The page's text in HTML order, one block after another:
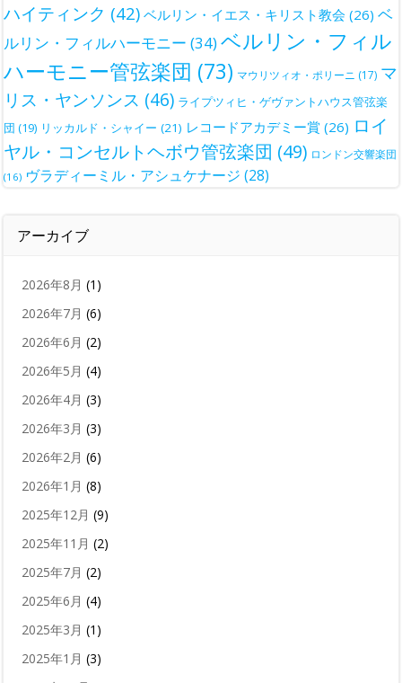
ハイティンク (42) ベルリン・イエス・キリスト教会 (26) ベ
ルリン・フィルハーモニー (34)ベルリン・フィル
ハーモニー管弦楽団 (73) マウリツィオ・ポリーニ (17) マ
リス・ヤンソンス (46) ライプツィヒ・ゲヴァントハウス管弦楽
団 (19) リッカルド・シャイー (21) レコードアカデミー賞 (26) ロイ
ヤル・コンセルトヘボウ管弦楽団 (49) ロンドン交響楽団
(16) ヴラディーミル・アシュケナージ (28)
アーカイブ
2026年8月 (1)
2026年7月 (6)
2026年6月 (2)
2026年5月 (4)
2026年4月 (3)
2026年3月 (3)
2026年2月 (6)
2026年1月 (8)
2025年12月 (9)
2025年11月 (2)
2025年7月 (2)
2025年6月 (4)
2025年3月 (1)
2025年1月 (3)